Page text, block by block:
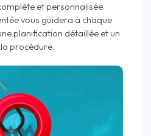
et personnalisée.
vous guidera à chaque
planification détaillée et un
procédure.